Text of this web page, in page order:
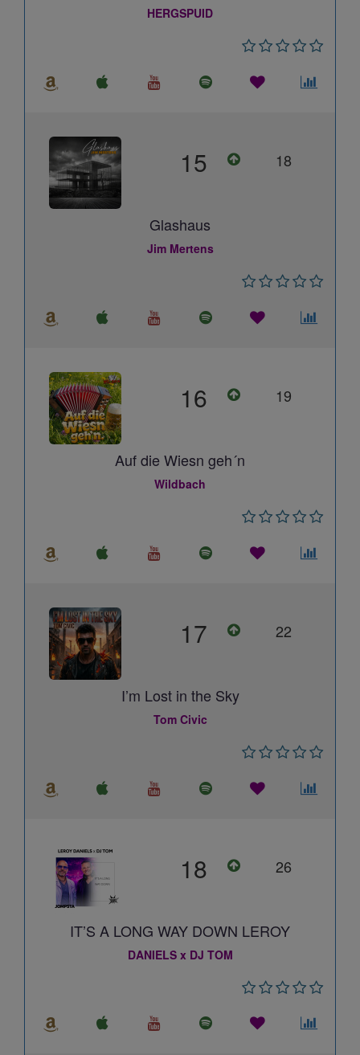
HERGSPUID
15 18
Glashaus
Jim Mertens
16 19
Auf die Wiesn geh´n
Wildbach
17 22
I’m Lost in the Sky
Tom Civic
18 26
IT’S A LONG WAY DOWN LEROY
DANIELS x DJ TOM